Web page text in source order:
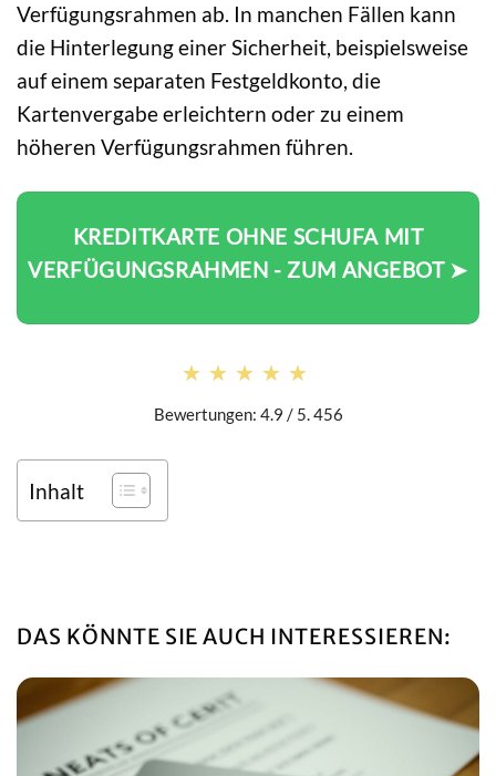
Verfügungsrahmen ab. In manchen Fällen kann
die Hinterlegung einer Sicherheit, beispielsweise
auf einem separaten Festgeldkonto, die
Kartenvergabe erleichtern oder zu einem
höheren Verfügungsrahmen führen.
KREDITKARTE OHNE SCHUFA MIT
VERFÜGUNGSRAHMEN - ZUM ANGEBOT ➤
★★★★★
★★★★★
Bewertungen: 4.9 / 5. 456
Inhalt
DAS KÖNNTE SIE AUCH INTERESSIEREN: